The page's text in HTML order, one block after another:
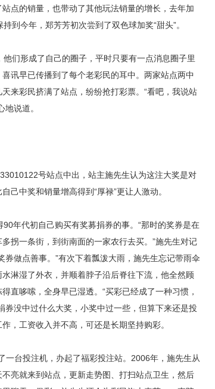
点的销量，也带动了其他玩法销量的增长，去年加
到今年，郑芳芳初次尝到了双色球加奖“甜头”。
们形成了自己的圈子，平时只要有一点消息圈子里
讯早已传播到了每个老彩民的耳中。两家站点两中
来彩民挤满了站点，纷纷抢打彩票。“看吧，我说站
说道。
号站点中出，站主施先生认为这注大奖是对
己中奖和销量增高得到“厚禄”更让人激动。
年代初自己购买有奖募捐券的事。“那时的奖券是在
拐一条街，到街南面的一家农行去买。”施先生对记
做点善事。”有次下着瓢泼大雨，施先生忘记带雨伞
淋湿了外衣，并顺着脖子沿后脊往下流，他全然顾
直哆嗦，全身早已湿透。“买彩已经成了一种习惯，
券没中过什么大奖，小奖中过一些，但算下来还是投
，工资收入并不高，可还是长期坚持购彩。
台投注机，办起了福彩投注站。2006年，施先生从
亮就来到站点，更新走势图、打扫站点卫生，然后